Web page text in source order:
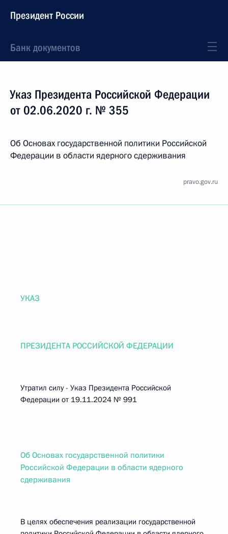
Президент России
Банк документов
Указ Президента Российской Федерации
от 02.06.2020 г. № 355
Об Основах государственной политики Российской
Федерации в области ядерного сдерживания
pravo.gov.ru
УКАЗ
ПРЕЗИДЕНТА РОССИЙСКОЙ ФЕДЕРАЦИИ
Утратил силу - Указ Президента Российской
Федерации от 19.11.2024 № 991
Об Основах государственной политики
Российской Федерации в области ядерного
сдерживания
В целях обеспечения реализации государственной